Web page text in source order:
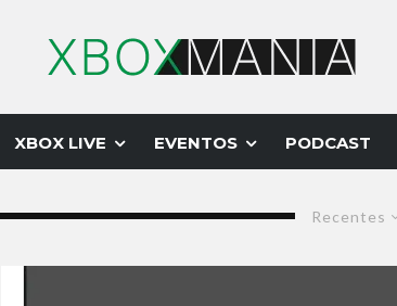
XBOX LIVE EVENTOS PODCAST
Recentes